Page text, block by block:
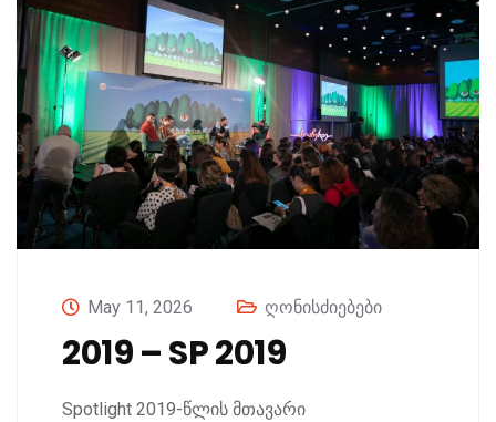
May 11, 2026 ღონისძიებები
2019 – SP 2019
Spotlight 2019-წლის მთავარი